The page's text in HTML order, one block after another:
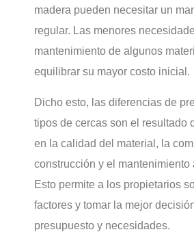
madera pueden necesitar un
regular. Las menores
mantenimiento de algunos
equilibrar su mayor costo inicial.
Dicho esto, las diferencias de
tipos de cercas son el resultado
en la calidad del material, la
construcción y el mantenimiento
Esto permite a los propietarios
factores y tomar la mejor
presupuesto y necesidades.